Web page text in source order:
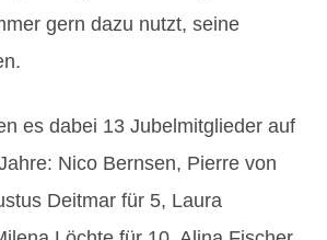
gern dazu nutzt, seine
es dabei 13 Jubelmitglieder auf
Nico Bernsen, Pierre von
Deitmar für 5, Laura